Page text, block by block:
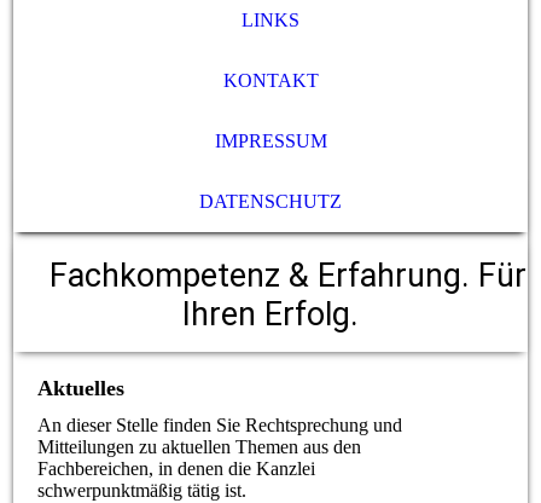
LINKS
KONTAKT
IMPRESSUM
DATENSCHUTZ
Fachkompetenz & Erfahrung. Für
Ihren Erfolg.
Aktuelles
An dieser Stelle finden Sie Rechtsprechung und
Mitteilungen zu aktuellen Themen aus den
Fachbereichen, in denen die Kanzlei
schwerpunktmäßig tätig ist.